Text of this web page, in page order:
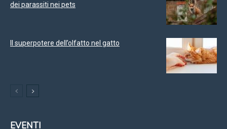
dei parassiti nei pets
Il superpotere dell’olfatto nel gatto
EVENTI